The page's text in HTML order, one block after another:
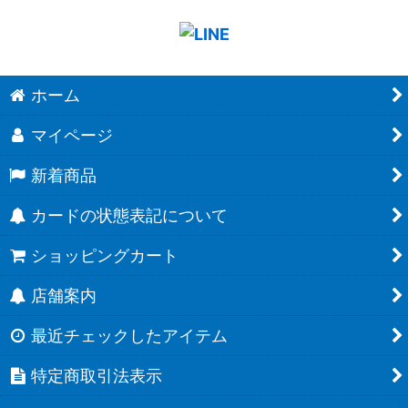
ホーム
マイページ
新着商品
カードの状態表記について
ショッピングカート
店舗案内
最近チェックしたアイテム
特定商取引法表示